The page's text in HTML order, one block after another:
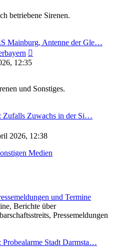
betriebene Sirenen.
Mainburg, Antenne der Gle…
12:35
und Sonstiges.
Zufalls Zuwachs in der Si…
2026, 12:38
Medien
und Termine
Berichte über
Pressemeldungen
Probealarme Stadt Darmsta…